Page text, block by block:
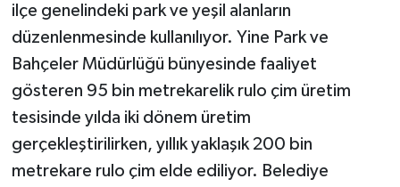
ilçe genelindeki park ve yeşil alanların
düzenlenmesinde kullanılıyor. Yine Park ve
Bahçeler Müdürlüğü bünyesinde faaliyet
gösteren 95 bin metrekarelik rulo çim üretim
tesisinde yılda iki dönem üretim
gerçekleştirilirken, yıllık yaklaşık 200 bin
metrekare rulo çim elde ediliyor. Belediye
Sağlık
SİYASET
SPOR HABERLERİ
TEKNOLOJİ